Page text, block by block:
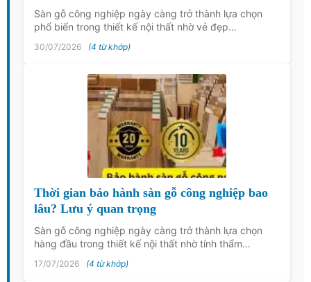
Sàn gỗ công nghiệp ngày càng trở thành lựa chọn
phổ biến trong thiết kế nội thất nhờ vẻ đẹp…
30/07/2026 (4 từ khớp)
Thời gian bảo hành sàn gỗ công nghiệp bao
lâu? Lưu ý quan trọng
Sàn gỗ công nghiệp ngày càng trở thành lựa chọn
hàng đầu trong thiết kế nội thất nhờ tính thẩm…
17/07/2026 (4 từ khớp)